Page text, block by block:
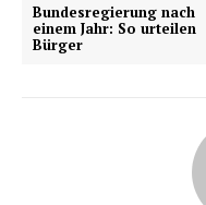
Bundesregierung nach
einem Jahr: So urteilen
Bürger